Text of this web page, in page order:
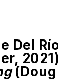
Del
(Doug